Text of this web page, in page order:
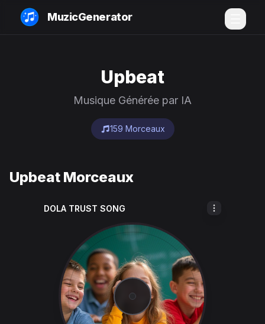
MuzicGenerator
Upbeat
Musique Générée par IA
159 Morceaux
Upbeat Morceaux
DOLA TRUST SONG